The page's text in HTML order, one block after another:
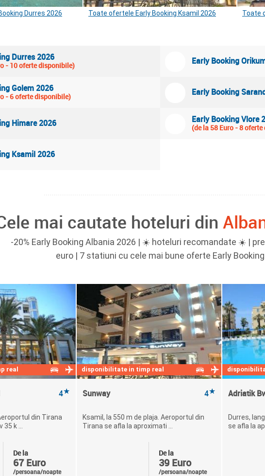
Durres 2026 Toate ofertele Early Booking Ksamil 2026 Toate
Durres 2026
- 10 oferte disponibile)
Golem 2026
- 6 oferte disponibile)
Himare 2026
Ksamil 2026
Early Booking
Early Booking
Early Booking Vlore
(de la 58 Euro - 8
mai cautate hoteluri din
-20% Early Booking Albania 2026 | ☀️ hoteluri recomandate ☀️ |
euro | 7 statiuni cu cele mai bune oferte Early Booking
real
4★
din Tirana
k ...
De la
67 Euro
/persoana/noapte
disponibilitate in timp real
Sunway 4★
Ksamil, la 550 m de plaja. Aeroportul din
Tirana se afla la aproximati ...
De la
39 Euro
/persoana/noapte
Adriatik
Durres,
se afla la